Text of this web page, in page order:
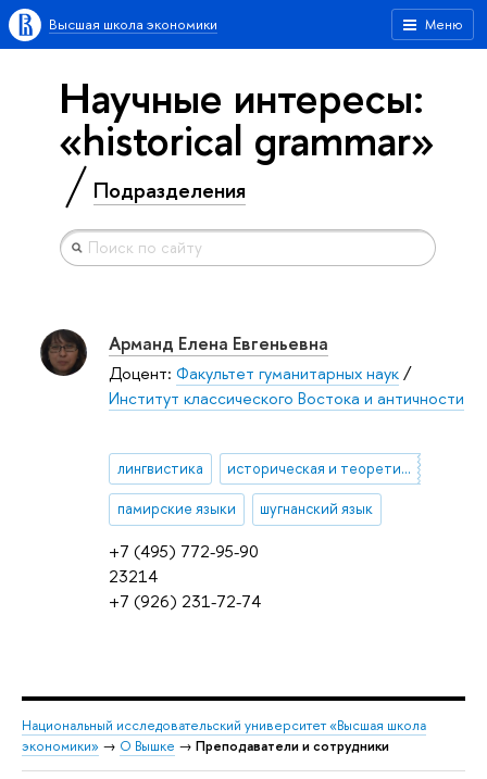
Меню
Высшая школа экономики
Научные интересы:
«historical grammar»
Подразделения
+7 (495) 772-95-90
23214
+7 (926) 231-72-74
Арманд Елена Евгеньевна
Доцент: Факультет гуманитарных наук/
Институт классического Востока и античности
лингвистика историческая и теоретическая грамматика персидского языка
памирские языки шугнанский язык
Национальный исследовательский университет «Высшая школа
экономики» → О Вышке → Преподаватели и сотрудники